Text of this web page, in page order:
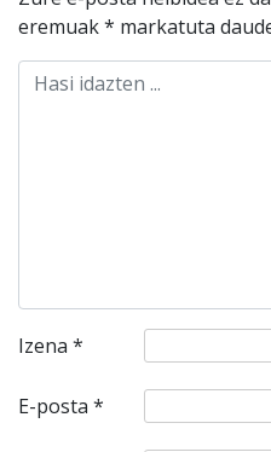
eremuak* markatuta
Izena *
E-posta *